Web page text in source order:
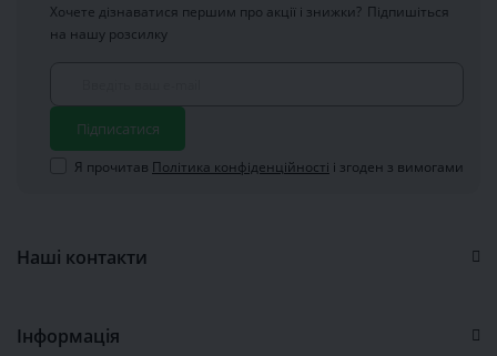
Хочете дізнаватися першим про акції і знижки? Підпишіться
на нашу розсилку
Підписатися
Я прочитав Політика конфіденційності і згоден з вимогами
Наші контакти
Інформація